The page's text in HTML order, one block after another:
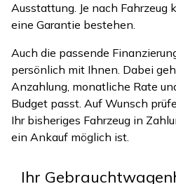
Ausstattung. Je nach Fahrzeug
eine Garantie bestehen.
Auch die passende
persönlich mit Ihnen. Dabei
Anzahlung, monatliche Rate
Budget passt. Auf Wunsch
Ihr bisheriges Fahrzeug in
ein Ankauf möglich ist.
Ihr